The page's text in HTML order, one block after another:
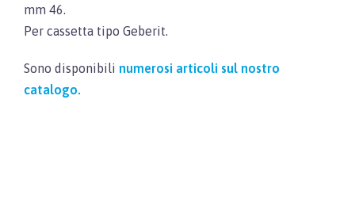
mm 46.
Per cassetta tipo Geberit.
Sono disponibili numerosi articoli sul nostro
catalogo.